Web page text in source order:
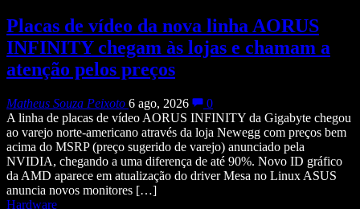
Placas de vídeo da nova linha AORUS
INFINITY chegam às lojas e chamam a
atenção pelos preços
Matheus Souza Peixoto 6 ago, 2026
0
A linha de placas de vídeo AORUS INFINITY da Gigabyte chegou
ao varejo norte-americano através da loja Newegg com preços bem
acima do MSRP (preço sugerido de varejo) anunciado pela
NVIDIA, chegando a uma diferença de até 90%. Novo ID gráfico
da AMD aparece em atualização do driver Mesa no Linux ASUS
anuncia novos monitores […]
Hardware